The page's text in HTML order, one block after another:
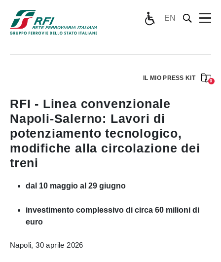
EN
IL MIO PRESS KIT 0
RFI - Linea convenzionale
Napoli-Salerno: Lavori di
potenziamento tecnologico,
modifiche alla circolazione dei
treni
dal 10 maggio al 29 giugno
investimento complessivo di circa 60 milioni di
euro
Napoli, 30 aprile 2026